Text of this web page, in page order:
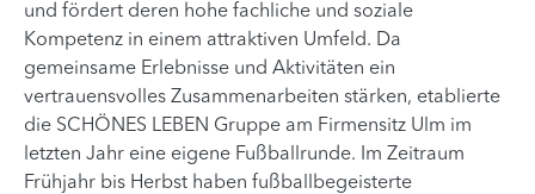
und fördert deren hohe fachliche und soziale
Kompetenz in einem attraktiven Umfeld. Da
gemeinsame Erlebnisse und Aktivitäten ein
vertrauensvolles Zusammenarbeiten stärken, etablierte
die SCHÖNES LEBEN Gruppe am Firmensitz Ulm im
letzten Jahr eine eigene Fußballrunde. Im Zeitraum
Frühjahr bis Herbst haben fußballbegeisterte